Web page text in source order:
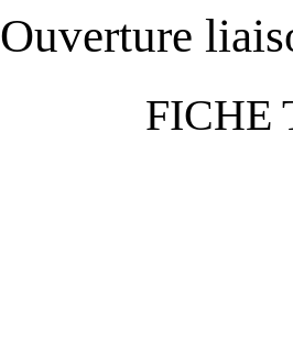
Ouverture
FICHE